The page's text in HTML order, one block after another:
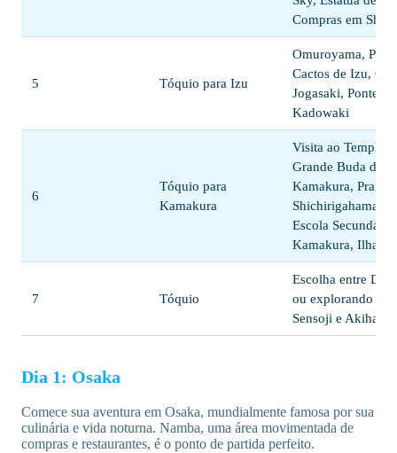
Compras em
5 Tóquio para Izu
Omuroyama,
Cactos de Izu,
Jogasaki, Ponte
Kadowaki
6
Tóquio para
Kamakura
Visita ao Templo
Grande Buda de
Kamakura, Praia
Shichirigahama,
Escola Secundária
Kamakura, Ilha
7 Tóquio
Escolha entre
ou explorando o
Sensoji e
Dia 1: Osaka
Comece sua aventura em Osaka, mundialmente famosa por sua
culinária e vida noturna. Namba, uma área movimentada de
compras e restaurantes, é o ponto de partida perfeito.